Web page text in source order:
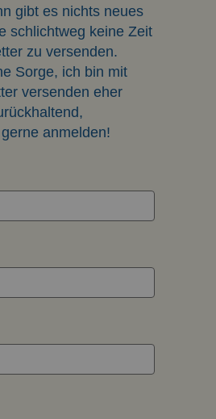
gibt es nichts neues
schlichtweg keine Zeit
zu versenden.
Sorge, ich bin mit
versenden eher
anmelden!